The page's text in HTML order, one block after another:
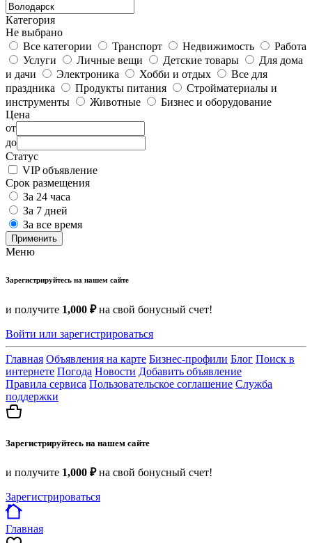
Категория
Не выбрано
Все категории
Транспорт Недвижимость
Работа
Услуги
Личные вещи Детские товары
Для дома
и дачи
Электроника Хобби и отдых
Все для
праздника
Продукты питания
Стройматериалы и
инструменты
Животные
Бизнес и оборудование
Цена
от
до
Статус
VIP объявление
Срок размещения
За 24 часа
За 7 дней
За все время
Применить
Меню
Зарегистрируйтесь на нашем сайте
и получите 1,000 ₽на свой бонусный счет!
Войти или зарегистрироваться
Главная Объявления на карте Бизнес-профили Блог Поиск в
интернете Погода Новости Добавить объявление
Правила сервиса Пользовательское соглашение Служба
поддержки
Зарегистрируйтесь на нашем сайте
и получите 1,000 ₽на свой бонусный счет!
Зарегистрироваться
Главная